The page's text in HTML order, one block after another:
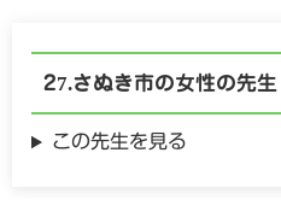
さぬき市の女性の先生
この先生を見る